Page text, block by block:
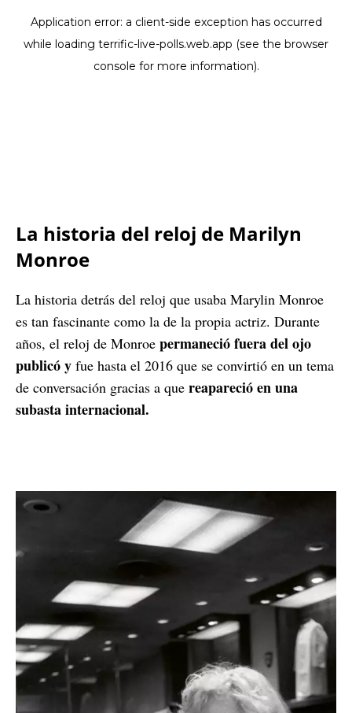
La historia del reloj de Marilyn
Monroe
La historia detrás del reloj que usaba Marylin Monroe
es tan fascinante como la de la propia actriz. Durante
años, el reloj de Monroe permaneció fuera del ojo
publicó y fue hasta el 2016 que se convirtió en un tema
de conversación gracias a que reapareció en una
subasta internacional.